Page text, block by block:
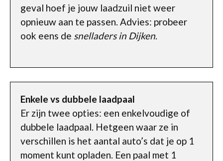
geval hoef je jouw laadzuil niet weer
opnieuw aan te passen. Advies: probeer
ook eens de snelladers in Dijken.
Enkele vs dubbele laadpaal
Er zijn twee opties: een enkelvoudige of
dubbele laadpaal. Hetgeen waar ze in
verschillen is het aantal auto’s dat je op 1
moment kunt opladen. Een paal met 1